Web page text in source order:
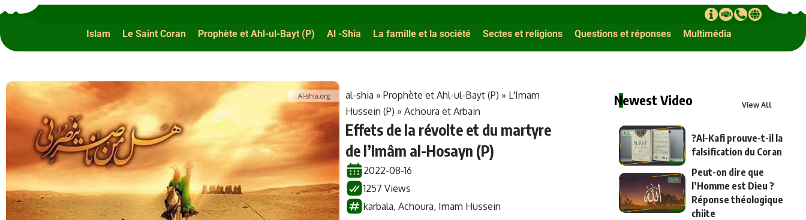
Islam Le Saint Coran Prophète et Ahl-ul-Bayt (P) Al -Shia La famille et la société Sectes et religions Questions et réponses Multimédia
al-shia »Prophète et Ahl-ul-Bayt (P) » L'Imam
Hussein (P) »Achoura et Arbain
Effets de la révolte et du martyre
de l’Imâm al-Hosayn (P)
2022-08-16
1257 Views
karbala,Achoura, Imam Hussein
Newest Video View All
?Al-Kafi prouve-t-il la
falsification du Coran
Peut-on dire que
l’Homme est Dieu ?
Réponse théologique
chiite